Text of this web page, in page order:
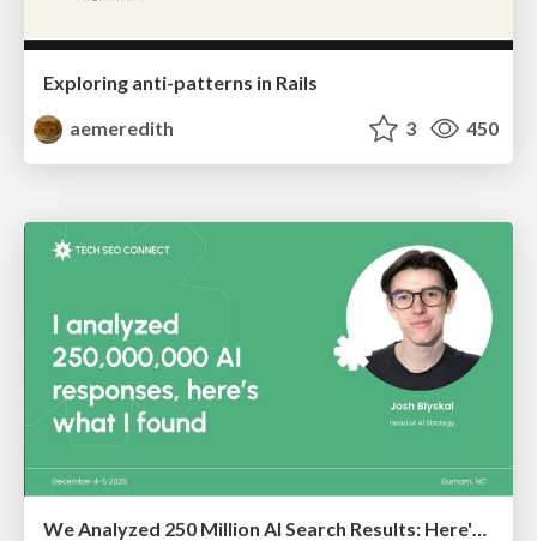
Exploring anti-patterns in Rails
aemeredith
3 450
We Analyzed 250 Million AI Search Results: Here's What I Found